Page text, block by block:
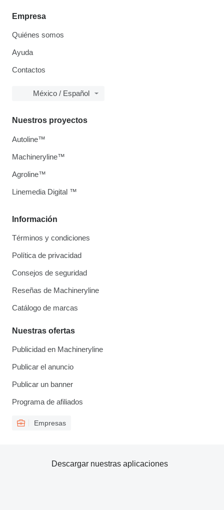
Empresa
Quiénes somos
Ayuda
Contactos
México / Español
Información
Términos y condiciones
Política de privacidad
Consejos de seguridad
Reseñas de Machineryline
Catálogo de marcas
Nuestras ofertas
Publicidad en Machineryline
Publicar el anuncio
Publicar un banner
Programa de afiliados
Empresas
Nuestros proyectos
Autoline™
Machineryline™
Agroline™
Linemedia Digital ™
Descargar nuestras aplicaciones